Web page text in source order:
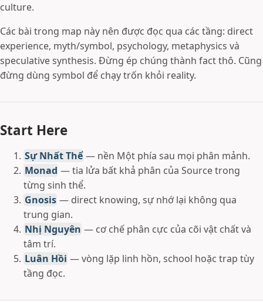
culture.
Các bài trong map này nên được đọc qua các tầng: direct
experience, myth/symbol, psychology, metaphysics và
speculative synthesis. Đừng ép chúng thành fact thô. Cũng
đừng dùng symbol để chạy trốn khỏi reality.
Start Here
Sự Nhất Thể — nền Một phía sau mọi phân mảnh.
Monad — tia lửa bất khả phân của Source trong
từng sinh thể.
Gnosis — direct knowing, sự nhớ lại không qua
trung gian.
Nhị Nguyên — cơ chế phân cực của cõi vật chất và
tâm trí.
Luân Hồi — vòng lặp linh hồn, school hoặc trap tùy
tầng đọc.